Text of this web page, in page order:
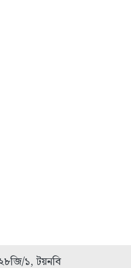
১, টয়নবি